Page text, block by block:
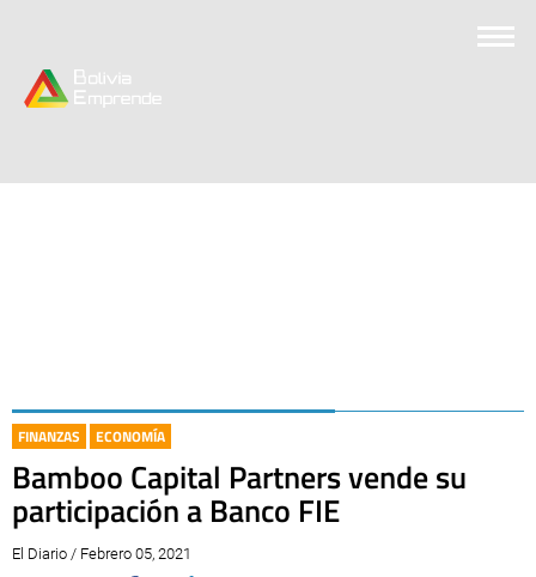
FINANZAS ECONOMÍA
Bamboo Capital Partners vende su
participación a Banco FIE
El Diario / Febrero 05, 2021